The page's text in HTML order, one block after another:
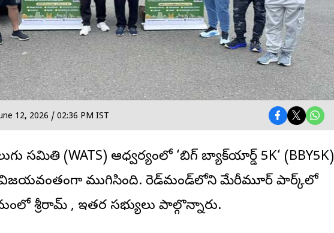
12, 2026 / 02:36 PM IST
సమితి (WATS) ఆధ్వర్యంలో ‘బిగ్ బ్యాక్‌యార్డ్ 5K‘ (BBY5K)
విజయవంతంగా ముగిసింది. రెడ్‌మండ్‌లోని మేరీమూర్ పార్క్‌లో
శ్రీరామ్ , ఇతర సభ్యులు పాల్గొన్నారు.